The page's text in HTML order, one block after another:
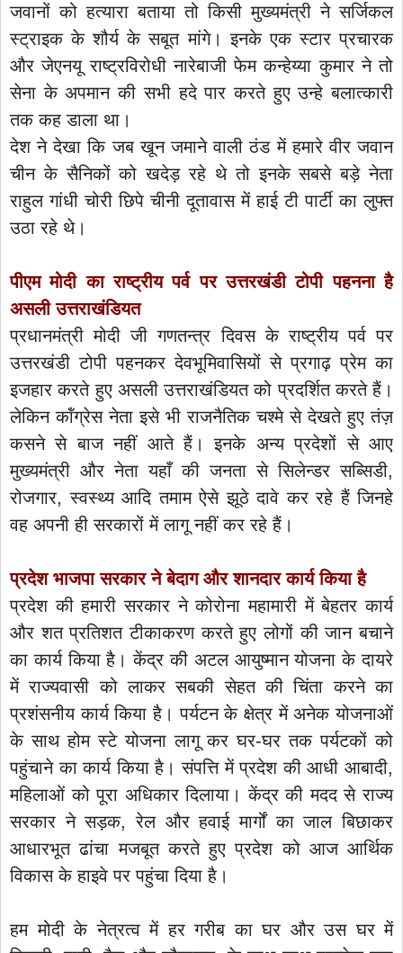
जवानों को हत्यारा बताया तो किसी मुख्यमंत्री ने सर्जिकल
स्ट्राइक के शौर्य के सबूत मांगे। इनके एक स्टार प्रचारक
और जेएनयू राष्ट्रविरोधी नारेबाजी फेम कन्हेय्या कुमार ने तो
सेना के अपमान की सभी हदे पार करते हुए उन्हे बलात्कारी
तक कह डाला था।
देश ने देखा कि जब खून जमाने वाली ठंड में हमारे वीर जवान
चीन के सैनिकों को खदेड़ रहे थे तो इनके सबसे बड़े नेता
राहुल गांधी चोरी छिपे चीनी दूतावास में हाई टी पार्टी का लुफ्त
उठा रहे थे।
पीएम मोदी का राष्ट्रीय पर्व पर उत्तरखंडी टोपी पहनना है
असली उत्तराखंडियत
प्रधानमंत्री मोदी जी गणतन्त्र दिवस के राष्ट्रीय पर्व पर
उत्तरखंडी टोपी पहनकर देवभूमिवासियों से प्रगाढ़ प्रेम का
इजहार करते हुए असली उत्तराखंडियत को प्रदर्शित करते हैं।
लेकिन कॉंग्रेस नेता इसे भी राजनैतिक चश्मे से देखते हुए तंज़
कसने से बाज नहीं आते हैं। इनके अन्य प्रदेशों से आए
मुख्यमंत्री और नेता यहाँ की जनता से सिलेन्डर सब्सिडी,
रोजगार, स्वस्थ्य आदि तमाम ऐसे झूठे दावे कर रहे हैं जिनहे
वह अपनी ही सरकारों में लागू नहीं कर रहे हैं।
प्रदेश भाजपा सरकार ने बेदाग और शानदार कार्य किया है
प्रदेश की हमारी सरकार ने कोरोना महामारी में बेहतर कार्य
और शत प्रतिशत टीकाकरण करते हुए लोगों की जान बचाने
का कार्य किया है। केंद्र की अटल आयुष्मान योजना के दायरे
में राज्यवासी को लाकर सबकी सेहत की चिंता करने का
प्रशंसनीय कार्य किया है। पर्यटन के क्षेत्र में अनेक योजनाओं
के साथ होम स्टे योजना लागू कर घर-घर तक पर्यटकों को
पहुंचाने का कार्य किया है। संपत्ति में प्रदेश की आधी आबादी,
महिलाओं को पूरा अधिकार दिलाया। केंद्र की मदद से राज्य
सरकार ने सड़क, रेल और हवाई मार्गों का जाल बिछाकर
आधारभूत ढांचा मजबूत करते हुए प्रदेश को आज आर्थिक
विकास के हाइवे पर पहुंचा दिया है।
हम मोदी के नेत्रत्व में हर गरीब का घर और उस घर में